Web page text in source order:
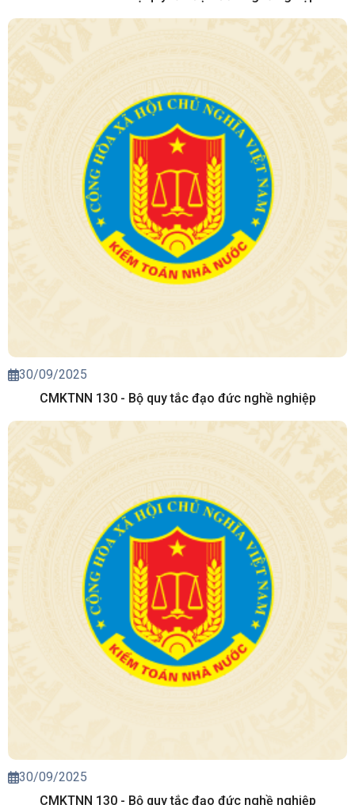
30/09/2025
CMKTNN 130 - Bộ quy tắc đạo đức nghề nghiệp
30/09/2025
CMKTNN 130 - Bộ quy tắc đạo đức nghề nghiệp